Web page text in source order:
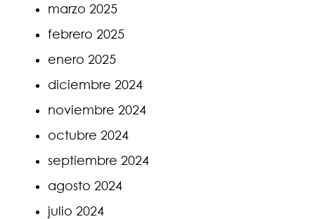
marzo 2025
febrero 2025
enero 2025
diciembre 2024
noviembre 2024
octubre 2024
septiembre 2024
agosto 2024
julio 2024